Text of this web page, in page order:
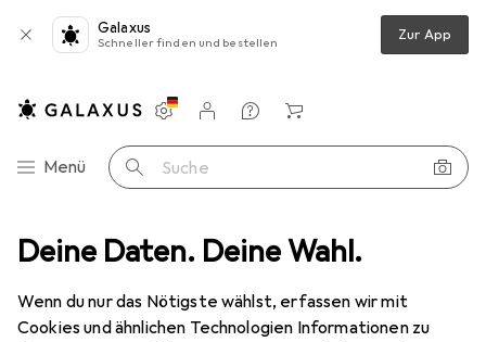
Deine Daten. Deine Wahl.
Wenn du nur das Nötigste wählst, erfassen wir mit
Cookies und ähnlichen Technologien Informationen zu
Galaxus
Schneller finden und bestellen Zur App
Navigation nach Kategorien
Menü Suche
Einstellungen
Kundenkonto
Vergleichslisten
Merklisten
Warenkorb
Rock A Gogo
Kategorien anzeigen